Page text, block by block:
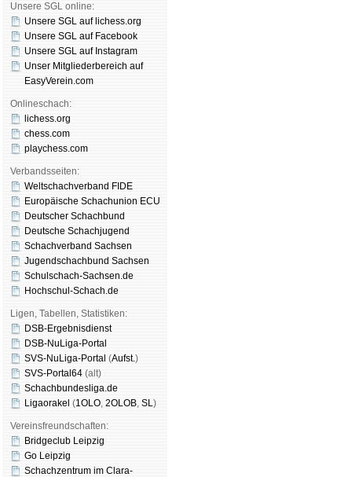
Unsere SGL online:
Unsere SGL auf li­chess.org
Unsere SGL auf Face­book
Unsere SGL auf Insta­gram
Unser Mitgliederbereich auf
EasyVerein.com
Onlineschach:
lichess.org
chess.com
playchess.com
Verbandsseiten:
Weltschachverband FIDE
Europäische Schachunion ECU
Deutscher Schachbund
Deutsche Schachjugend
Schachverband Sachsen
Jugendschachbund Sachsen
Schulschach-Sachsen.de
Hochschul-Schach.de
Ligen, Tabellen, Statistiken:
DSB-Ergebnisdienst
DSB-NuLiga-Portal
SVS-NuLiga-Portal (Aufst.)
SVS-Portal64 (alt)
Schachbundesliga.de
Ligaorakel (1OLO, 2OLOB, SL)
Vereinsfreundschaften:
Bridgeclub Leipzig
Go Leipzig
Schachzentrum im Clara-